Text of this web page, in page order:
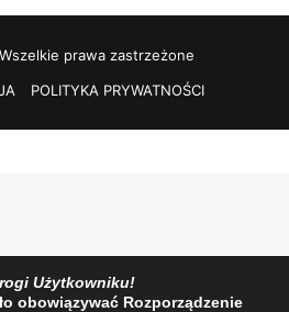
prawa zastrzeżone
POLITYKA PRYWATNOŚCI
Użytkowniku!
obowiązywać Rozporządzenie